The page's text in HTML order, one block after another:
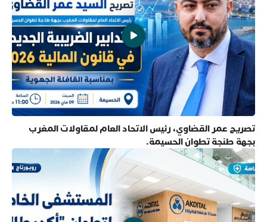
تصريح عمر القضاوي، رئيس الاتحاد العام لمقاولات المغرب
بجهة طنجة تطوان الحسيمة.